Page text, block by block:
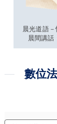
晨光道語－
晨間講話
數位